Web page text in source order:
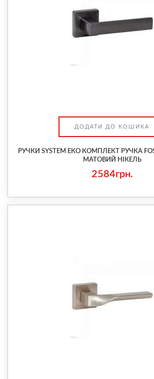
ДОДАТИ ДО КОШИКА
РУЧКИ SYSTEM ЕКО КОМПЛЕКТ РУЧКА
МАТОВИЙ НІКЕЛЬ
2584грн.